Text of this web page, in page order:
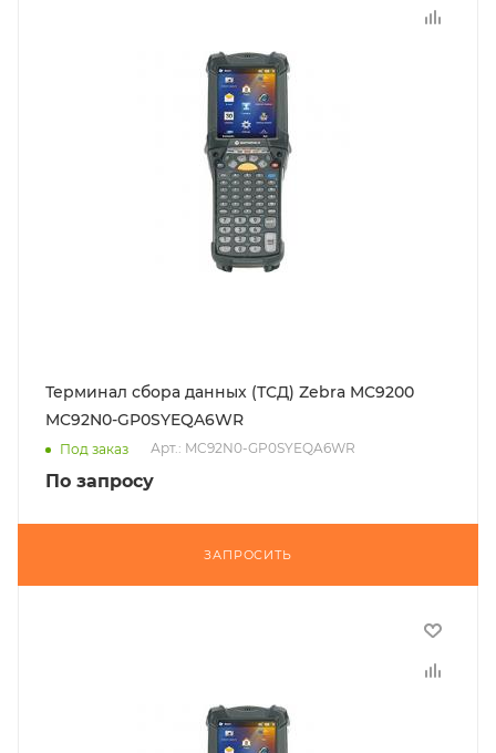
Терминал сбора данных (ТСД) Zebra MC9200
MC92N0-GP0SYEQA6WR
Под заказ Арт.: MC92N0-GP0SYEQA6WR
По запросу
ЗАПРОСИТЬ